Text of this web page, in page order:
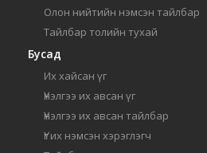
Олон нийтийн нэмсэн тайлбар
Тайлбар толийн тухай
Бусад
Их хайсан үг
Үнэлгээ их авсан үг
Үнэлгээ их авсан тайлбар
Үг их нэмсэн хэрэглэгч